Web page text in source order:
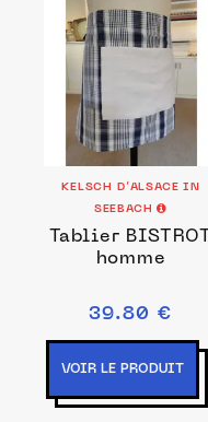
KELSCH D’ALSACE IN
SEEBACH
Tablier BISTROT
homme
39.80 €
VOIR LE PRODUIT